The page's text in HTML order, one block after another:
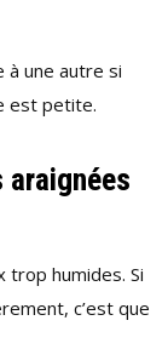
à une autre si
est petite.
araignées
humides. Si
c’est que